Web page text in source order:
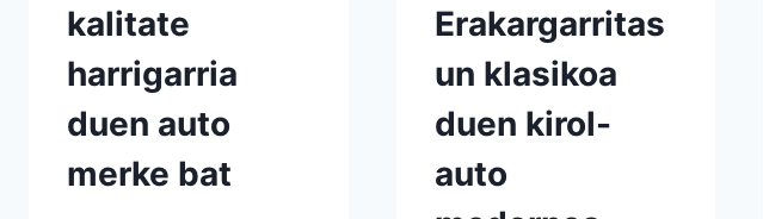
kalitate
harrigarria
duen auto
merke bat
Erakargarritas
un klasikoa
duen kirol-
auto